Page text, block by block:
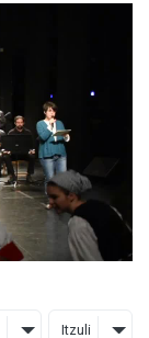
Itzuli